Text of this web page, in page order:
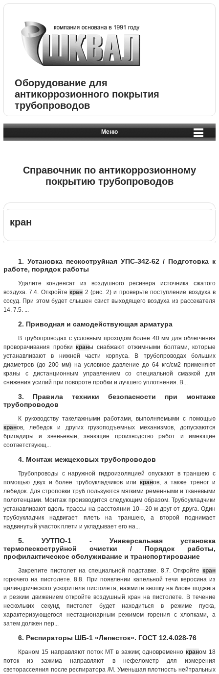
Оборудование для
антикоррозионного покрытия
трубопроводов
Меню
Справочник по антикоррозионному
покрытию трубопроводов
кран
1. Установка пескоструйная УПС-342-62 / Подготовка к
работе, порядок работы
Удалите конденсат из воздушного ресивера источника сжатого
воздуха. 7.4. Откройтекран 2 (рис. 2) и проверьте поступление воздуха в
сосуд. При этом будет слышен свист выходящего воздуха из рассекателя
14. 7.5. ...
2. Приводная и самодействующая арматура
В трубопроводах с условным проходом более 40 мм для облегчения
проворачивания пробки краны снабжают отжимными болтами, которые
устанавливают в нижней части корпуса. В трубопроводах больших
диаметров (до 200 мм) на условное давление до 64 кгс/см2 применяют
краны с дистанционным управлением со специальной смазкой для
снижения усилий при повороте пробки и лучшего уплотнения. В...
3. Правила техники безопасности при монтаже
трубопроводов
К руководству такелажными работами, выполняемыми с помощью
кранов, лебедок и других грузоподъемных механизмов, допускаются
бригадиры и звеньевые, знающие производство работ и имеющие
соответствующ...
4. Монтаж межцеховых трубопроводов
Трубопроводы с наружной гидроизоляцией опускают в траншею с
помощью двух и более трубоукладчиков или кранов, а также треног и
лебедок. Для строповки труб пользуются мягкими ременными и тканевыми
полотенцами. Монтаж производится следующим образом. Трубоукладчики
устанавливают вдоль трассы на расстоянии 10—20 м друг от друга. Один
трубоукладчик надвигает плеть на траншею, а второй поднимает
надвинутый участок плети и укладывает его на...
5. УУТПО-1 - Универсальная установка
термопескоструйной очистки / Порядок работы,
профилактическое обслуживание и транспортирование
Закрепите пистолет на специальной подставке. 8.7. Откройте кран
горючего на пистолете. 8.8. При появлении капельной течи керосина из
цилиндрического ускорителя пистолета, нажмите кнопку на блоке поджига
и резким движением откройте воздушный кран на пистолете. В течение
нескольких секунд пистолет будет находиться в режиме пуска,
характеризующегося нестационарным режимом горения с хлопками, а
затем должен пер...
6. Респираторы ШБ-1 «Лепесток». ГОСТ 12.4.028-76
Краном 15 направляют поток МТ в зажим; одновременнокраном 18
поток из зажима направляют в нефелометр для измерения
светорассеяния после респиратора /М. Уменьшая плотность нейтральных